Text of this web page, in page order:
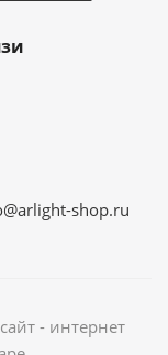
shop.ru
- интернет